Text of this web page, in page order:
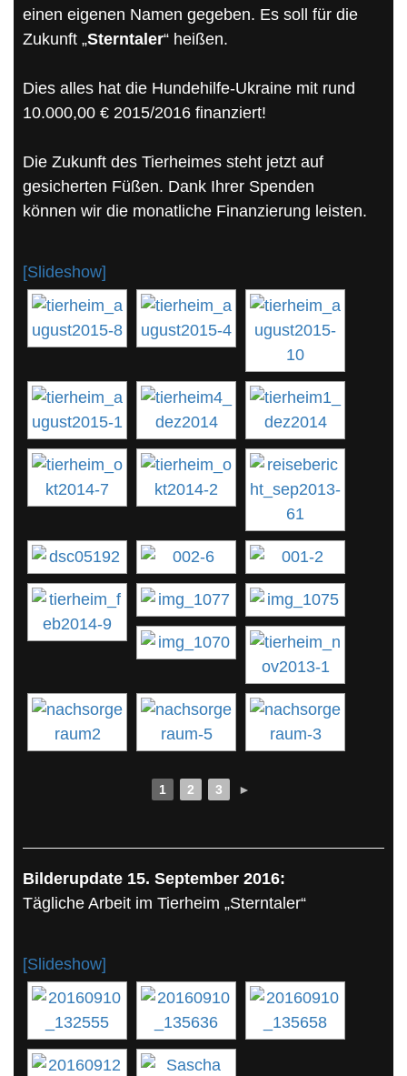
einen eigenen Namen gegeben. Es soll für die
Zukunft „Sterntaler“ heißen.
Dies alles hat die Hundehilfe-Ukraine mit rund
10.000,00 € 2015/2016 finanziert!
Die Zukunft des Tierheimes steht jetzt auf
gesicherten Füßen. Dank Ihrer Spenden
können wir die monatliche Finanzierung leisten.
[Slideshow]
1 2 3 ►
Bilderupdate 15. September 2016:
Tägliche Arbeit im Tierheim „Sterntaler“
[Slideshow]